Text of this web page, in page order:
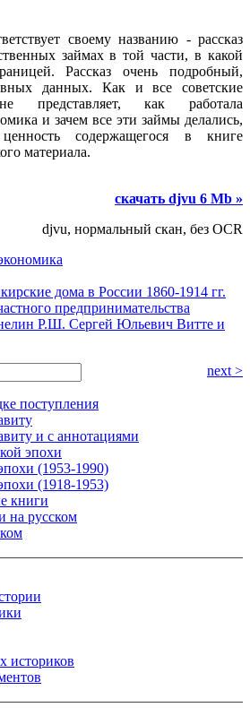
своему названию - рассказ
займах в той части, в какой
Рассказ очень подробный,
данных. Как и все советские
представляет, как работала
и зачем все эти займы делались,
содержащегося в книге
материала.
скачать djvu 6 Mb »
djvu, нормальный скан, без OCR
дома в России 1860-1914 гг.
предпринимательства
Р.Ш. Сергей Юльевич Витте и
next >
поступления
и с аннотациями
эпохи
(1953-1990)
(1918-1953)
книги
на русском
историков